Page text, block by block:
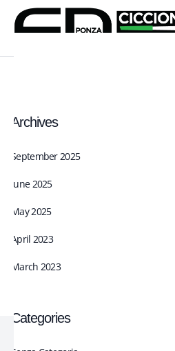
Archives
September 2025
June 2025
May 2025
April 2023
March 2023
Categories